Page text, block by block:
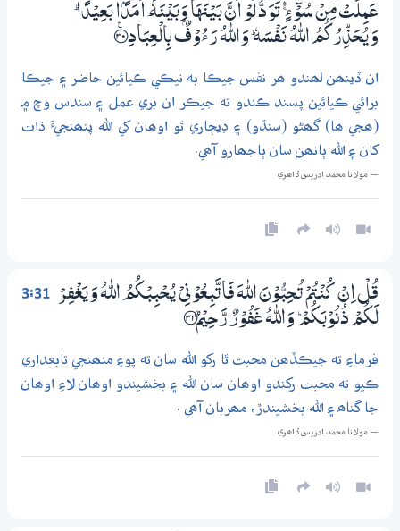
عَـمِلَتْ مِنْ سُوْۗءٍ ڔ تَوَدُّ لَوْ اَنَّ بَيْنَهَا وَبَيْنَهٗ ٓ اَمَدًۢا بَعِيْدًا ۭ
وَيُـحَذِّرُكُمُ اللّٰهُ نَفْسَهٗ ۭ وَاللّٰهُ رَءُوْفٌۢ بِالْعِبَادِ ؀ۧ30
ان ڏينھن لھندو ھر نفس جيڪا به نيڪي ڪيائين حاضر ۽ جيڪا
برائي ڪيائين پسند ڪندو ته جيڪر ان بري عمل ۽ سندس وچ ۾
(ھجي ھا) گھڻو (سنڌو) ۽ ڊيڄاري ٿو اوھان کي الله پنھنجيءَ ذات
کان ۽ الله ٻانھن سان ٻاجھارو آھي.
— مولانا محمد ادريس ڏاھري
3:31
قُلْ اِنْ كُنْتُمْ تُـحِبُّوْنَ اللّٰهَ فَاتَّبِعُوْنِيْ يُـحْبِبْكُمُ اللّٰهُ وَيَغْفِرْ
لَكُمْ ذُنُوْبَكُمْ ۭ وَاللّٰهُ غَفُوْرٌ رَّحِيْمٌ ؀31
فرماءِ ته جيڪڏھن محبت ٿا رکو الله سان ته پوءِ منھنجي تابعداري
ڪيو ته محبت رکندو اوھان سان الله ۽ بخشيندو اوھان لاءِ اوھان
جا گناھ ۽ الله بخشيندڙ، مھربان آھي .
— مولانا محمد ادريس ڏاھري